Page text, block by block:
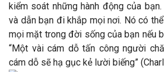
kiểm soát những hành động của
và dẫn bạn đi khắp mọi nơi. Nó có
mọi mặt trong đời sống của bạn nếu
“Một vài cám dỗ tấn công người
cám dỗ sẽ hạ gục kẻ lười biếng”